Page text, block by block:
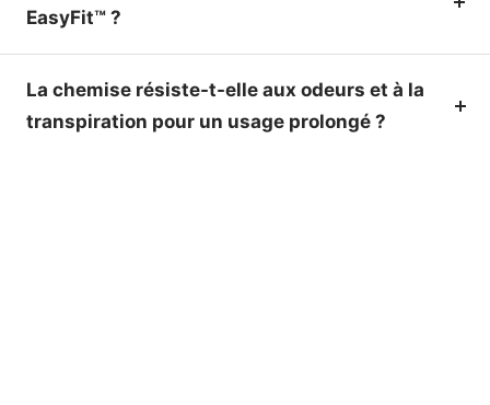
EasyFit™ ?
La chemise résiste-t-elle aux odeurs et à la
transpiration pour un usage prolongé ?